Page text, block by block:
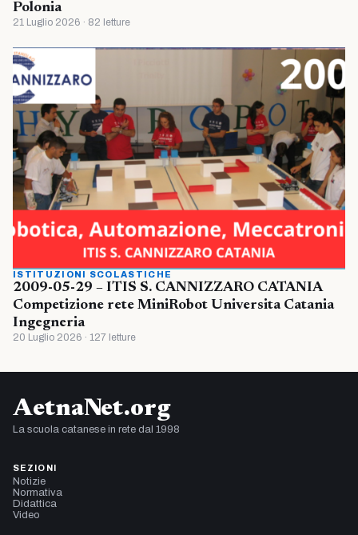
Polonia
21 Luglio 2026 · 82 letture
ISTITUZIONI SCOLASTICHE
2009-05-29 – ITIS S. CANNIZZARO CATANIA
Competizione rete MiniRobot Universita Catania
Ingegneria
20 Luglio 2026 · 127 letture
AetnaNet.org
La scuola catanese in rete dal 1998
SEZIONI
Notizie
Normativa
Didattica
Video